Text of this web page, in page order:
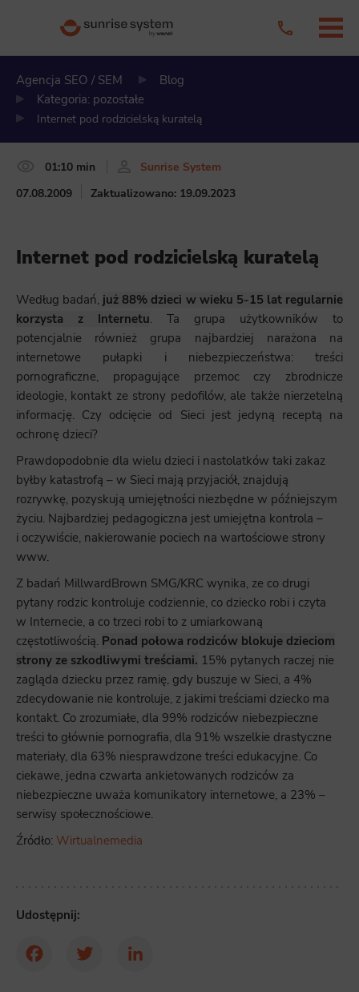
Agencja SEO / SEM
Blog
Kategoria: pozostałe
Internet pod rodzicielską kuratelą
01:10 min
Sunrise System
07.08.2009
Zaktualizowano: 19.09.2023
Internet pod rodzicielską kuratelą
Według badań, już 88% dzieci w wieku 5-15 lat regularnie
korzysta z Internetu. Ta grupa użytkowników to
potencjalnie również grupa najbardziej narażona na
internetowe pułapki i niebezpieczeństwa: treści
pornograficzne, propagujące przemoc czy zbrodnicze
ideologie, kontakt ze strony pedofilów, ale także nierzetelną
informację. Czy odcięcie od Sieci jest jedyną receptą na
ochronę dzieci?
Prawdopodobnie dla wielu dzieci i nastolatków taki zakaz
byłby katastrofą – w Sieci mają przyjaciół, znajdują
rozrywkę, pozyskują umiejętności niezbędne w późniejszym
życiu. Najbardziej pedagogiczna jest umiejętna kontrola –
i oczywiście, nakierowanie pociech na wartościowe strony
www.
Z badań MillwardBrown SMG/KRC wynika, ze co drugi
pytany rodzic kontroluje codziennie, co dziecko robi i czyta
w Internecie, a co trzeci robi to z umiarkowaną
częstotliwością. Ponad połowa rodziców blokuje dzieciom
strony ze szkodliwymi treściami. 15% pytanych raczej nie
zagląda dziecku przez ramię, gdy buszuje w Sieci, a 4%
zdecydowanie nie kontroluje, z jakimi treściami dziecko ma
kontakt. Co zrozumiałe, dla 99% rodziców niebezpieczne
treści to głównie pornografia, dla 91% wszelkie drastyczne
materiały, dla 63% niesprawdzone treści edukacyjne. Co
ciekawe, jedna czwarta ankietowanych rodziców za
niebezpieczne uważa komunikatory internetowe, a 23% –
serwisy społecznościowe.
Źródło: Wirtualnemedia
Udostępnij:
FacebookTwitter LinkedIn